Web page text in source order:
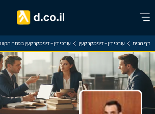
דף הבית עורכי דין – דיני מקרקעין עורכי דין – דיני מקרקעין בפתח